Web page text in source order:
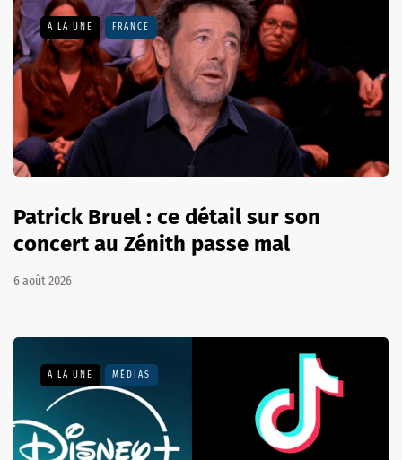
A LA UNE FRANCE
Patrick Bruel : ce détail sur son
concert au Zénith passe mal
6 août 2026
A LA UNE MÉDIAS